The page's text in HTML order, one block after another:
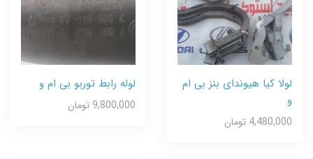
لولا کیا هیوندای بنز بی ام
و
4,480,000 تومان
لوله رابط توربو بی ام و
9,800,000 تومان